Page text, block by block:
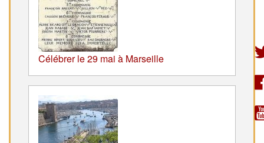
Célébrer le 29 mai à Marseille